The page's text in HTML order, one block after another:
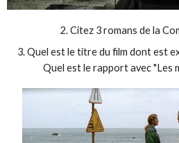
2. Citez 3 romans de la
3. Quel est le titre du film dont est
Quel est le rapport avec "Les